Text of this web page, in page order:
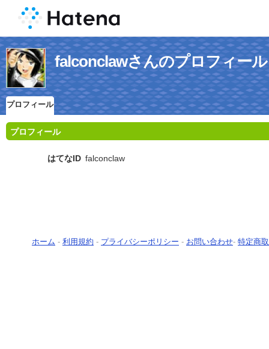
falconclawさんのプロフィール
プロフィール
プロフィール
はてなID falconclaw
ホーム - 利用規約 - プライバシーポリシー - お問い合わせ- 特定商